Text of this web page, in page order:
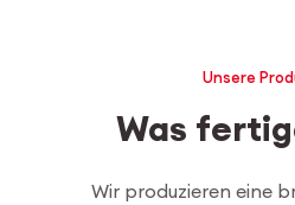
Unsere
Was
Wir produzieren eine